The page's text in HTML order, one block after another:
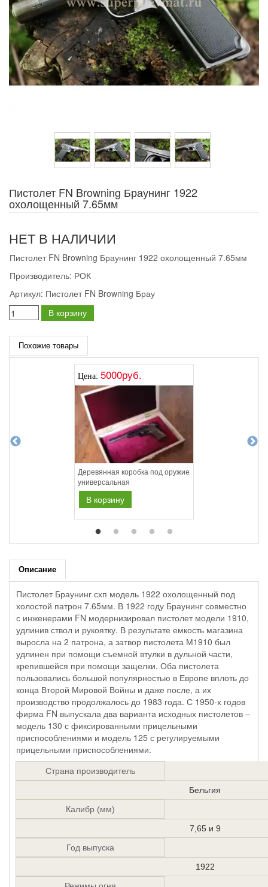
Пистолет FN Browning Браунинг 1922
охолощенный 7.65мм
НЕТ В НАЛИЧИИ
Пистолет FN Browning Браунинг 1922 охолощенный 7.65мм
Производитель: РОК
Артикул: Пистолет FN Browning Брау
В корзину
Похожие товары
Цена: 5000руб.
Деревянная коробка под оружие
универсальная
В корзину
Описание
Пистолет Браунинг схп модель 1922 охолощенный под
холостой патрон 7.65мм. В 1922 году Браунинг совместно
с инженерами FN модернизировал пистолет модели 1910,
удлинив ствол и рукоятку. В результате емкость магазина
выросла на 2 патрона, а затвор пистолета М1910 был
удлинен при помощи съемной втулки в дульной части,
крепившейся при помощи защелки. Оба пистолета
пользовались большой популярностью в Европе вплоть до
конца Второй Мировой Войны и даже после, а их
производство продолжалось до 1983 года. С 1950-х годов
фирма FN выпускала два варианта исходных пистолетов –
модель 130 с фиксированными прицельными
приспособлениями и модель 125 с регулируемыми
прицельными приспособлениями.
Страна производитель
Бельгия
Калибр (мм)
7,65 и 9
Год выпуска
1922